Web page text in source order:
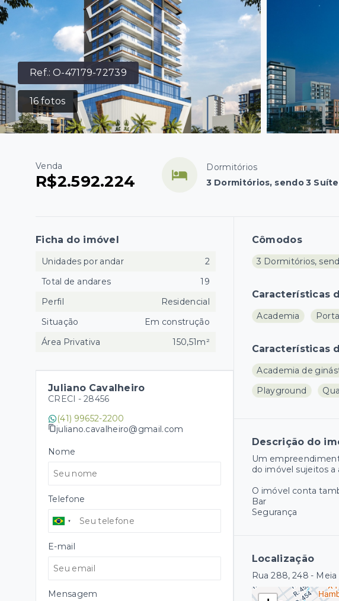
Ref.:O-47179-72739
16 fotos
Venda
R$2.592.224
Dormitórios
3 Dormitórios, sendo 3
Cômodos
3 Dormitórios,
Características
Academia
Características
Academia de
Playground
Descrição do
Um
do imóvel sujeitos a
O imóvel conta
Bar
Segurança
Localização
Rua 288, 248 -
Ficha do imóvel
Unidades por andar
2
Total de andares
19
Perfil
Residencial
Situação
Em construção
Área Privativa
150,51m²
Juliano Cavalheiro
CRECI - 28456
(41) 99652-2200
juliano.cavalheiro@gmail.com
Nome
Telefone
E-mail
Mensagem